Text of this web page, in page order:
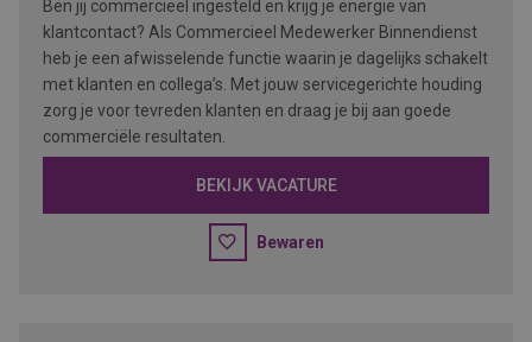
Ben jij commercieel ingesteld en krijg je energie van
klantcontact? Als Commercieel Medewerker Binnendienst
heb je een afwisselende functie waarin je dagelijks schakelt
met klanten en collega’s. Met jouw servicegerichte houding
zorg je voor tevreden klanten en draag je bij aan goede
commerciële resultaten.
BEKIJK VACATURE
Bewaren